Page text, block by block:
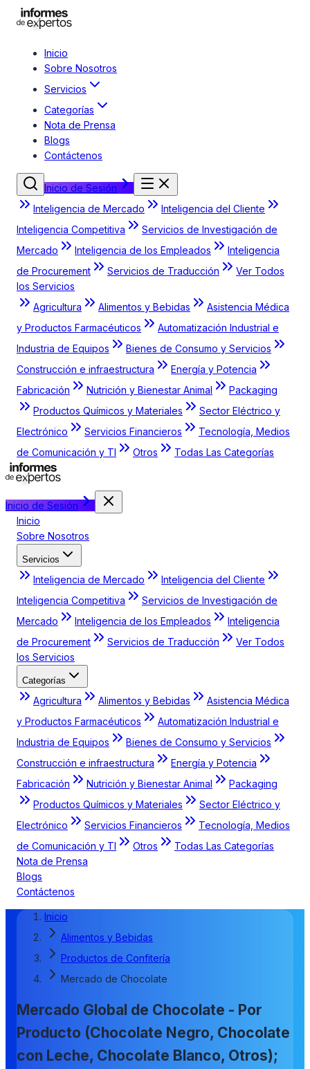
Inicio
Sobre Nosotros
Servicios
Categorías
Nota de Prensa
Blogs
Contáctenos
Inicio de Sesión
Inteligencia de Mercado
Inteligencia del Cliente
Inteligencia Competitiva
Servicios de Investigación de
Mercado
Inteligencia de los Empleados
Inteligencia
de Procurement
Servicios de Traducción
Ver Todos
los Servicios
Agricultura
Alimentos y Bebidas
Asistencia Médica
y Productos Farmacéuticos
Automatización Industrial e
Industria de Equipos
Bienes de Consumo y Servicios
Construcción e infraestructura
Energía y Potencia
Fabricación
Nutrición y Bienestar Animal
Packaging
Productos Químicos y Materiales
Sector Eléctrico y
Electrónico
Servicios Financieros
Tecnología, Medios
de Comunicación y TI
Otros Todas Las Categorías
Inicio de Sesión
Inicio
Sobre Nosotros
Servicios
Inteligencia de Mercado
Inteligencia del Cliente
Inteligencia Competitiva
Servicios de Investigación de
Mercado
Inteligencia de los Empleados
Inteligencia
de Procurement
Servicios de Traducción
Ver Todos
los Servicios
Categorías
Agricultura Alimentos y Bebidas
Asistencia Médica
y Productos Farmacéuticos
Automatización Industrial e
Industria de Equipos
Bienes de Consumo y Servicios
Construcción e infraestructura
Energía y Potencia
Fabricación
Nutrición y Bienestar Animal
Packaging
Productos Químicos y Materiales
Sector Eléctrico y
Electrónico
Servicios Financieros
Tecnología, Medios
de Comunicación y TI
Otros
Todas Las Categorías
Nota de Prensa
Blogs
Contáctenos
Inicio
Alimentos y Bebidas
Productos de Confitería
Mercado de Chocolate
Mercado Global de Chocolate - Por
Producto (Chocolate Negro, Chocolate
con Leche, Chocolate Blanco, Otros);